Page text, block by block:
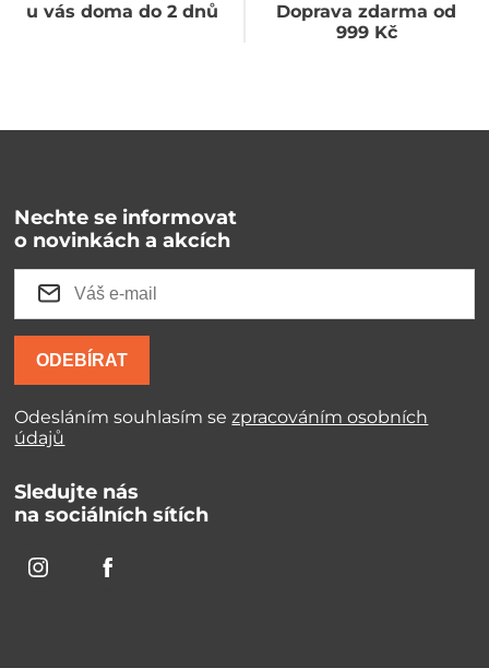
u vás doma do 2 dnů
Doprava zdarma od
999 Kč
Nechte se informovat
o novinkách a akcích
ODEBÍRAT
Odesláním souhlasím sezpracováním osobních
údajů
Sledujte nás
na sociálních sítích